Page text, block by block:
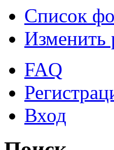
Список
Изменить
FAQ
Вход